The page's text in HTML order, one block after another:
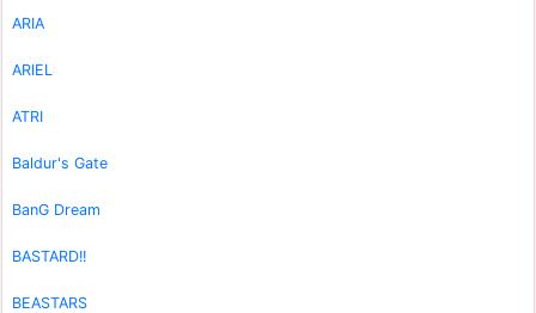
ARIA
ARIEL
ATRI
Baldur's Gate
BanG Dream
BASTARD!!
BEASTARS